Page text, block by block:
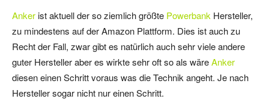
Ankerist aktuell der so ziemlich größte Powerbank Hersteller,
zu mindestens auf der Amazon Plattform. Dies ist auch zu
Recht der Fall, zwar gibt es natürlich auch sehr viele andere
guter Hersteller aber es wirkte sehr oft so als wäreAnker
diesen einen Schritt voraus was die Technik angeht. Je nach
Hersteller sogar nicht nur einen Schritt.